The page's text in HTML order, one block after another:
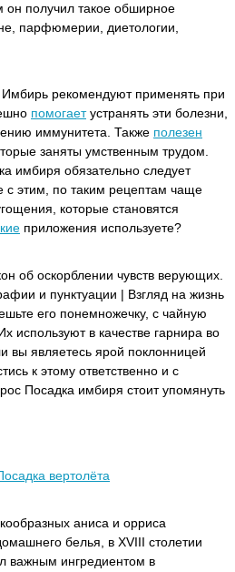
получил такое обширное
парфюмерии, диетологии,
рекомендуют применять при
помогаетустранять эти болезни,
иммунитета. Также полезен
заняты умственным трудом.
имбиря обязательно следует
с этим, по таким рецептам чаще
которые становятся
приложения используете?
об оскорблении чувств верующих.
и пунктуации | Взгляд на жизнь
его понемножечку, с чайную
используют в качестве гарнира во
вы являетесь ярой поклонницей
к этому ответственно и с
Посадка имбиря стоит упомянуть
вертолёта
аниса и орриса
белья, в XVIII столетии
важным ингредиентом в